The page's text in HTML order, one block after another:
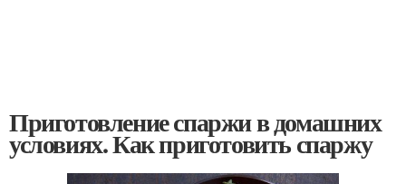
Приготовление спаржи в домашних
условиях. Как приготовить спаржу